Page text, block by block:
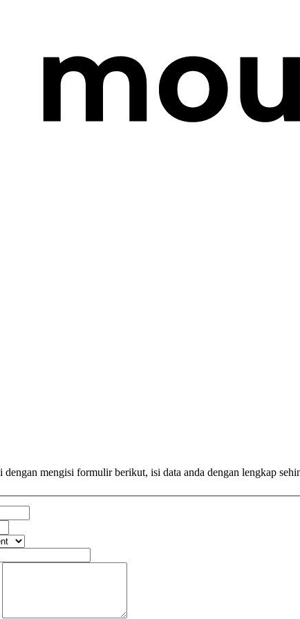
mengisi formulir berikut, isi data anda dengan lengkap